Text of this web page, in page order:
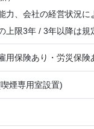
力、会社の経営状況に
上限3年 / 3年以降は
用保険あり・労災保険
煙専用室設置)